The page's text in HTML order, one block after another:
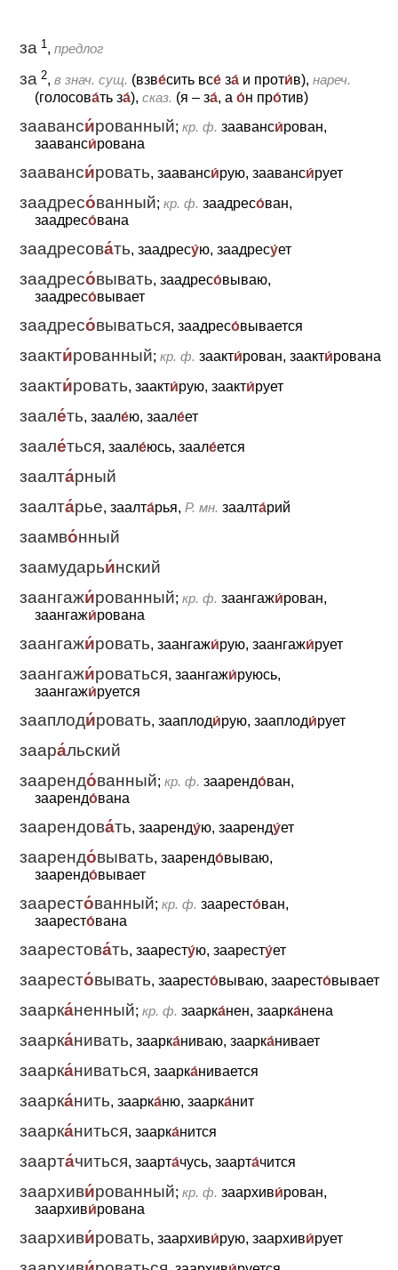
за 1, предлог
за 2, в знач. сущ. (взве́сить все́ за́ и проти́в), нареч.
(голосова́ть за́), сказ. (я – за́, а о́н про́тив)
зааванси́рованный; кр. ф. зааванси́рован,
зааванси́рована
зааванси́ровать, зааванси́рую, зааванси́рует
заадресо́ванный; кр. ф. заадресо́ван,
заадресо́вана
заадресова́ть, заадресу́ю, заадресу́ет
заадресо́вывать, заадресо́вываю,
заадресо́вывает
заадресо́вываться, заадресо́вывается
заакти́рованный; кр. ф. заакти́рован, заакти́рована
заакти́ровать, заакти́рую, заакти́рует
заале́ть, заале́ю, заале́ет
заале́ться, заале́юсь, заале́ется
заалта́рный
заалта́рье, заалта́рья, Р. мн. заалта́рий
заамво́нный
заамударьи́нский
заангажи́рованный; кр. ф. заангажи́рован,
заангажи́рована
заангажи́ровать, заангажи́рую, заангажи́рует
заангажи́роваться, заангажи́руюсь,
заангажи́руется
зааплоди́ровать, зааплоди́рую, зааплоди́рует
заара́льский
заарендо́ванный; кр. ф. заарендо́ван,
заарендо́вана
заарендова́ть, зааренду́ю, зааренду́ет
заарендо́вывать, заарендо́вываю,
заарендо́вывает
зааресто́ванный; кр. ф. зааресто́ван,
зааресто́вана
заарестова́ть, зааресту́ю, зааресту́ет
зааресто́вывать, зааресто́вываю, зааресто́вывает
заарка́ненный; кр. ф. заарка́нен, заарка́нена
заарка́нивать, заарка́ниваю, заарка́нивает
заарка́ниваться, заарка́нивается
заарка́нить, заарка́ню, заарка́нит
заарка́ниться, заарка́нится
заарта́читься, заарта́чусь, заарта́чится
заархиви́рованный; кр. ф. заархиви́рован,
заархиви́рована
заархиви́ровать, заархиви́рую, заархиви́рует